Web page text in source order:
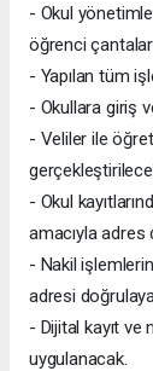
- Okul
öğrenci
- Yapılan tüm
- Okullara giriş
- Veliler ile
- Okul
amacıyla adres
- Nakil
adresi
- Dijital kayıt ve
uygulanacak.